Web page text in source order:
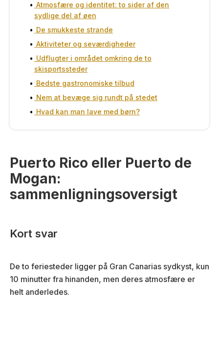
Atmosfære og identitet: to sider af den
sydlige del af øen
De smukkeste strande
Aktiviteter og seværdigheder
Udflugter i området omkring de to
skisportssteder
Bedste gastronomiske tilbud
Nem at bevæge sig rundt på stedet
Hvad kan man lave med børn?
Puerto Rico eller Puerto de
Mogan:
sammenligningsoversigt
Kort svar
De to feriesteder ligger på Gran Canarias sydkyst, kun
10 minutter fra hinanden, men deres atmosfære er
helt anderledes.